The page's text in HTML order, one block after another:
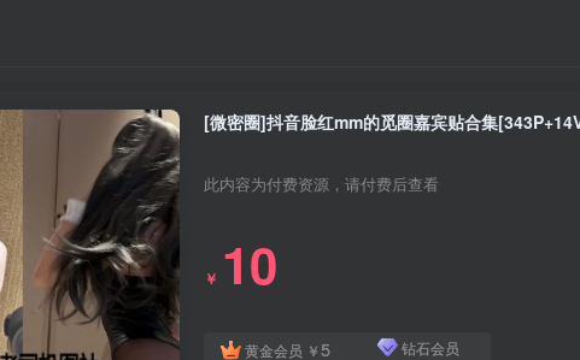
[微密圈]抖音脸红mm的觅圈嘉宾贴合集
此内容为付费资源，请付费后查看
￥ 10
黄金会员 ￥5 钻石会员